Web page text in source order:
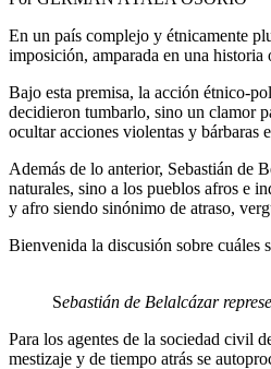
En un país complejo y étnicamente
imposición, amparada en una historia
Bajo esta premisa, la acción étnico-
decidieron tumbarlo, sino un clamor
ocultar acciones violentas y bárbaras
Además de lo anterior, Sebastián de
naturales, sino a los pueblos afros e
y afro siendo sinónimo de atraso,
Bienvenida la discusión sobre cuáles
Sebastián de Belalcázar
Para los agentes de la sociedad civil
mestizaje y de tiempo atrás se